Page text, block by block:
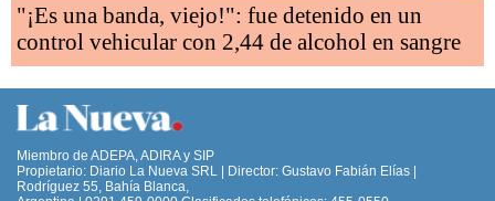
"¡Es una banda, viejo!": fue detenido en un
control vehicular con 2,44 de alcohol en sangre
Miembro de ADEPA, ADIRA y SIP
Propietario: Diario La Nueva SRL | Director: Gustavo Fabián Elías |
Rodríguez 55, Bahía Blanca,